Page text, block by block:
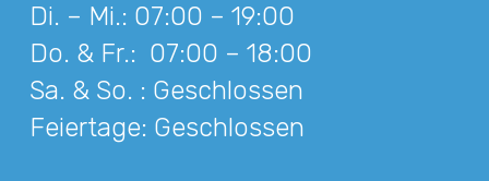
Di. – Mi.: 07:00 – 19:00
Do. & Fr.: 07:00 – 18:00
Sa. & So. : Geschlossen
Feiertage: Geschlossen